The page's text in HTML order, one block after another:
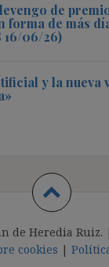
de
forma de más
16/06/26)
y la nueva
de Heredia Ruiz.
cookies |